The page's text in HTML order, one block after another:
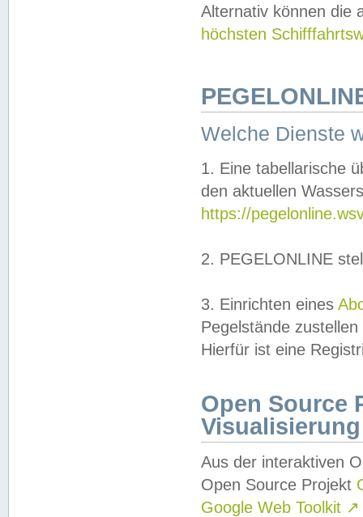
Alternativ können die
höchsten
Welche Dienste
1. Eine tabellarische
den aktuellen
https://
2. PEGELONLINE
3. Einrichten eines
Pegelstände
Hierfür ist eine
Open Source
Visualisierung
Aus der interaktiven
Open Source Projekt
Google Web Toolkit ↗